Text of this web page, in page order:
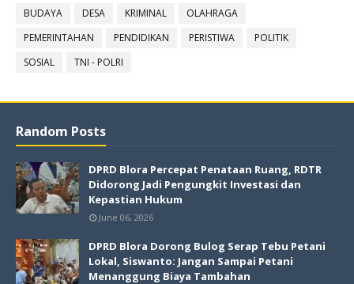
BUDAYA DESA KRIMINAL
OLAHRAGA
PEMERINTAHAN
PENDIDIKAN PERISTIWA
POLITIK
SOSIAL
TNI - POLRI
Random Posts
DPRD Blora Percepat Penataan Ruang, RDTR
Didorong Jadi Pengungkit Investasi dan
Kepastian Hukum
June 06, 2026
DPRD Blora Dorong Bulog Serap Tebu Petani
Lokal, Siswanto: Jangan Sampai Petani
Menanggung Biaya Tambahan